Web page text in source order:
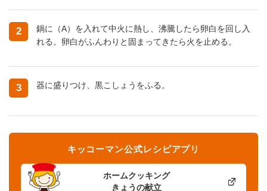
2
鍋に（A）を入れて中火に熱し、沸騰したら卵白を回し入
れる。卵白がふんわりと固まってきたら火を止める。
3 器に盛りつけ、黒こしょうをふる。
ホームクッキング
きょうの献立
キッコーマン公式レシピアプリ